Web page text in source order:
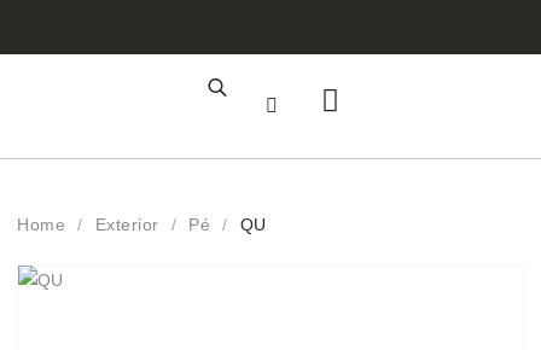
Home / Exterior / Pé / QU